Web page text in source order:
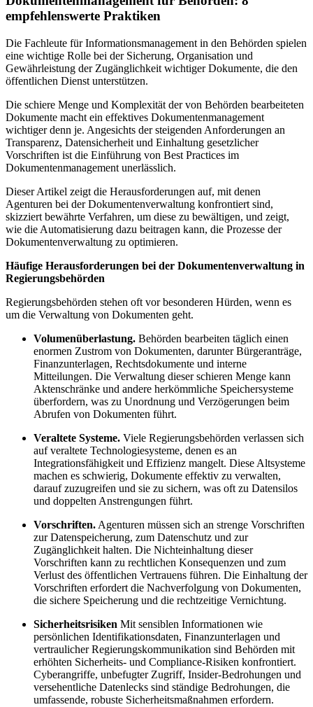
empfehlenswerte Praktiken
Die Fachleute für Informationsmanagement in den Behörden spielen
eine wichtige Rolle bei der Sicherung, Organisation und
Gewährleistung der Zugänglichkeit wichtiger Dokumente, die den
öffentlichen Dienst unterstützen.
Die schiere Menge und Komplexität der von Behörden bearbeiteten
Dokumente macht ein effektives Dokumentenmanagement
wichtiger denn je. Angesichts der steigenden Anforderungen an
Transparenz, Datensicherheit und Einhaltung gesetzlicher
Vorschriften ist die Einführung von Best Practices im
Dokumentenmanagement unerlässlich.
Dieser Artikel zeigt die Herausforderungen auf, mit denen
Agenturen bei der Dokumentenverwaltung konfrontiert sind,
skizziert bewährte Verfahren, um diese zu bewältigen, und zeigt,
wie die Automatisierung dazu beitragen kann, die Prozesse der
Dokumentenverwaltung zu optimieren.
Häufige Herausforderungen bei der Dokumentenverwaltung in
Regierungsbehörden
Regierungsbehörden stehen oft vor besonderen Hürden, wenn es
um die Verwaltung von Dokumenten geht.
Volumenüberlastung. Behörden bearbeiten täglich einen
enormen Zustrom von Dokumenten, darunter Bürgeranträge,
Finanzunterlagen, Rechtsdokumente und interne
Mitteilungen. Die Verwaltung dieser schieren Menge kann
Aktenschränke und andere herkömmliche Speichersysteme
überfordern, was zu Unordnung und Verzögerungen beim
Abrufen von Dokumenten führt.
Veraltete Systeme. Viele Regierungsbehörden verlassen sich
auf veraltete Technologiesysteme, denen es an
Integrationsfähigkeit und Effizienz mangelt. Diese Altsysteme
machen es schwierig, Dokumente effektiv zu verwalten,
darauf zuzugreifen und sie zu sichern, was oft zu Datensilos
und doppelten Anstrengungen führt.
Vorschriften. Agenturen müssen sich an strenge Vorschriften
zur Datenspeicherung, zum Datenschutz und zur
Zugänglichkeit halten. Die Nichteinhaltung dieser
Vorschriften kann zu rechtlichen Konsequenzen und zum
Verlust des öffentlichen Vertrauens führen. Die Einhaltung der
Vorschriften erfordert die Nachverfolgung von Dokumenten,
die sichere Speicherung und die rechtzeitige Vernichtung.
Sicherheitsrisiken Mit sensiblen Informationen wie
persönlichen Identifikationsdaten, Finanzunterlagen und
vertraulicher Regierungskommunikation sind Behörden mit
erhöhten Sicherheits- und Compliance-Risiken konfrontiert.
Cyberangriffe, unbefugter Zugriff, Insider-Bedrohungen und
versehentliche Datenlecks sind ständige Bedrohungen, die
umfassende, robuste Sicherheitsmaßnahmen erfordern.